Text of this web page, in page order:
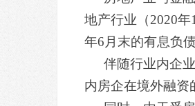
地产行业（2020
年6月末的有息负
伴随行业内企
内房企在境外融资